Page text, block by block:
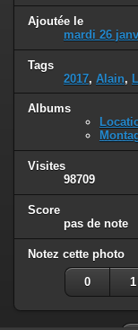
Ajoutée le
mardi 26
Tags
2017, Alain,
Albums
Visites
98709
Score
pas de note
Notez cette photo
0 1